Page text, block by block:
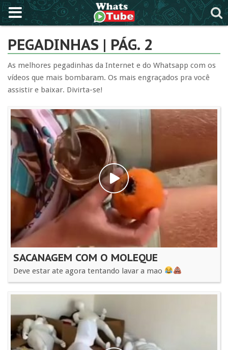
PEGADINHAS | PÁG. 2
As melhores pegadinhas da Internet e do Whatsapp com os
vídeos que mais bombaram. Os mais engraçados pra você
assistir e baixar. Divirta-se!
SACANAGEM COM O MOLEQUE
Deve estar ate agora tentando lavar a mao